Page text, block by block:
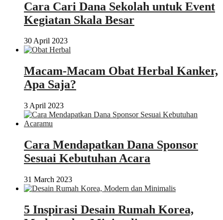
Cara Cari Dana Sekolah untuk Event
Kegiatan Skala Besar
30 April 2023
Macam-Macam Obat Herbal Kanker,
Apa Saja?
3 April 2023
Cara Mendapatkan Dana Sponsor
Sesuai Kebutuhan Acara
31 March 2023
5 Inspirasi Desain Rumah Korea,